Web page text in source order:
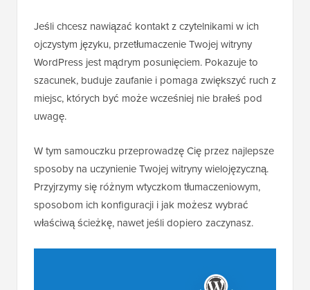
Jeśli chcesz nawiązać kontakt z czytelnikami w ich
ojczystym języku, przetłumaczenie Twojej witryny
WordPress jest mądrym posunięciem. Pokazuje to
szacunek, buduje zaufanie i pomaga zwiększyć ruch z
miejsc, których być może wcześniej nie brałeś pod
uwagę.
W tym samouczku przeprowadzę Cię przez najlepsze
sposoby na uczynienie Twojej witryny wielojęzyczną.
Przyjrzymy się różnym wtyczkom tłumaczeniowym,
sposobom ich konfiguracji i jak możesz wybrać
właściwą ścieżkę, nawet jeśli dopiero zaczynasz.